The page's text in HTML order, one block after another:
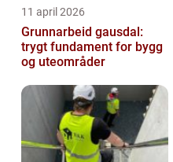
11 april 2026
Grunnarbeid gausdal:
trygt fundament for bygg
og uteområder